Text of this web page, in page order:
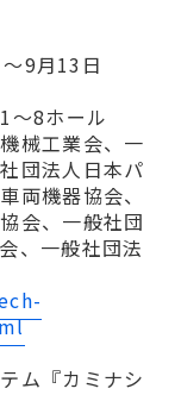
9月13日
8ホール
工業会、一
団法人日本パ
両機器協会、
会、一般社団
、一般社団法
ム『カミナシ